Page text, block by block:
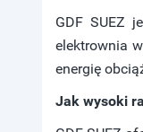
GDF SUEZ
elektrownia
energię
Jak wysoki